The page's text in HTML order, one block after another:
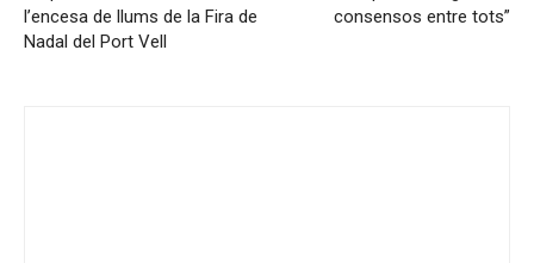
l’encesa de llums de la Fira de
Nadal del Port Vell
consensos entre tots”